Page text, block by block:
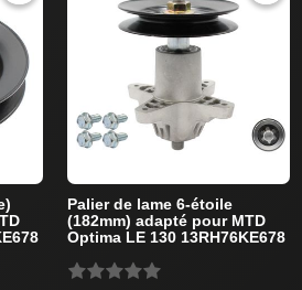
Palier de lame 6-étoile
(182mm) adapté pour MTD
Optima LE 130 13RH76KE678